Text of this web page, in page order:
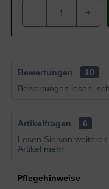
- +
Bewertungen
10
Bewertungen lesen,
Artikelfragen
6
Lesen Sie von
Artikel mehr
Pflegehinweise